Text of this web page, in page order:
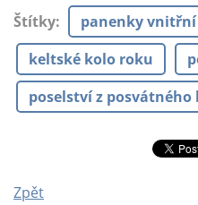
Štítky: panenky
keltské kolo roku
poselství z posvátného
Zpět